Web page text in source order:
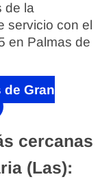
de la
servicio con el
en Palmas de
de Gran
cercanas
(Las):